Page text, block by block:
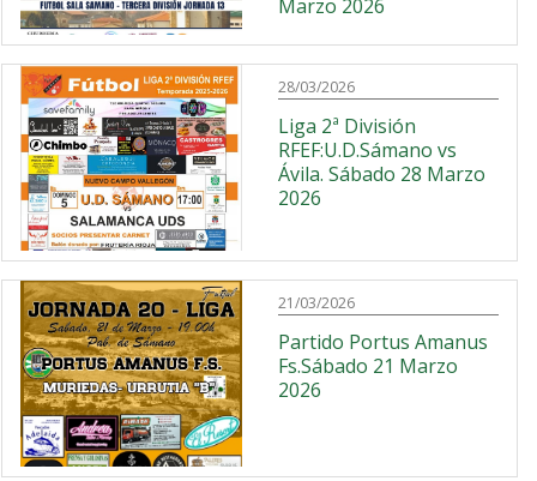
Marzo 2026
28/03/2026
Liga 2ª División
RFEF:U.D.Sámano vs
Ávila. Sábado 28 Marzo
2026
21/03/2026
Partido Portus Amanus
Fs.Sábado 21 Marzo
2026